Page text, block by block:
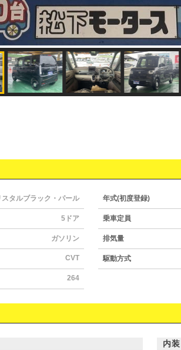
スタルブラック・パール 年式(初度登録)
5ドア 乗車定員
ガソリン 排気量
CVT 駆動方式
264
内装